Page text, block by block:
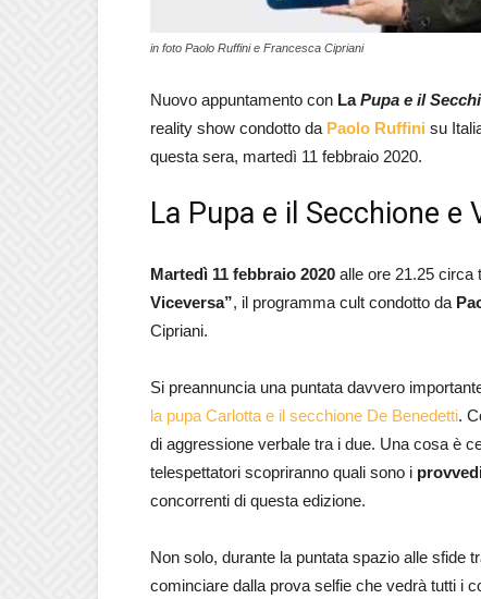
in foto Paolo Ruffini e Francesca Cipriani
Nuovo appuntamento con LaPupa e il
reality show condotto da Paolo Ruffini su
questa sera, martedì 11 febbraio 2020.
La Pupa e il Secchione
Martedì 11 febbraio 2020 alle ore 21.25 circa
Viceversa”, il programma cult condotto da
Cipriani.
Si preannuncia una puntata davvero
la pupa Carlotta e il secchione De Benedetti.
di aggressione verbale tra i due. Una cosa è
telespettatori scopriranno quali sono i
concorrenti di questa edizione.
Non solo, durante la puntata spazio alle sfide
cominciare dalla prova selfie che vedrà tutti i